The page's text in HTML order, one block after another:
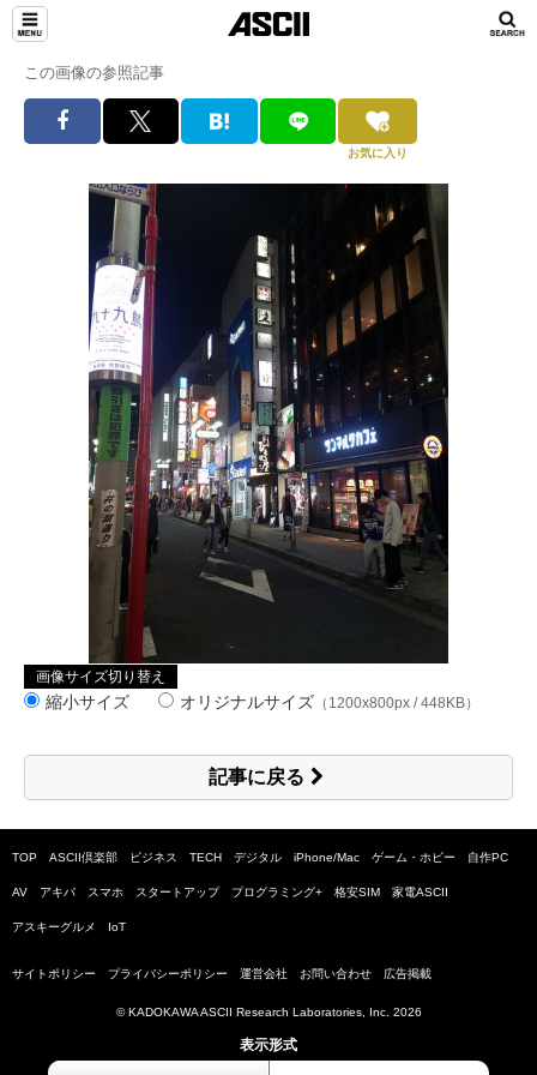
この画像の参照記事
お気に入り
画像サイズ切り替え
縮小サイズ オリジナルサイズ （1200x800px / 448KB）
記事に戻る
TOP ASCII倶楽部 ビジネス TECH デジタル iPhone/Mac ゲーム・ホビー 自作PC
AV アキバ スマホ スタートアップ プログラミング+ 格安SIM 家電ASCII
アスキーグルメ IoT
サイトポリシー プライバシーポリシー 運営会社 お問い合わせ 広告掲載
© KADOKAWA ASCII Research Laboratories, Inc. 2026
表示形式